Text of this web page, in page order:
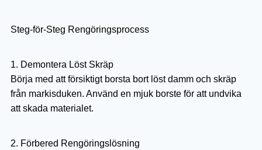
Steg-för-Steg Rengöringsprocess
1. Demontera Löst Skräp
Börja med att försiktigt borsta bort löst damm och skräp
från markisduken. Använd en mjuk borste för att undvika
att skada materialet.
2. Förbered Rengöringslösning